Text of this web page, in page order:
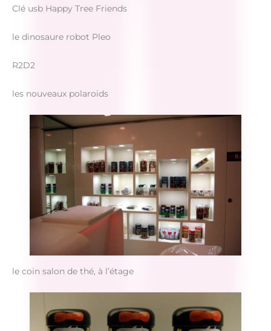
Clé usb Happy Tree Friends
le dinosaure robot Pleo
R2D2
les nouveaux polaroids
le coin salon de thé, à l’étage